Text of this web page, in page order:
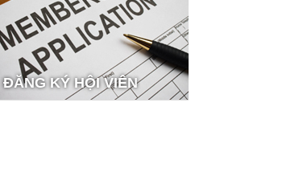
bộ câu hỏi mẫu cho 30 lĩnh vực
công nghệ và thị trường
Giải pháp PGx của GeneStory: Lời
giải cho bài toán tự chủ công nghệ
y tế số tại Sao Khuê 2026
Ứng dụng nhận diện cuộc gọi
ĐĂNG KÝ HỘI VIÊN